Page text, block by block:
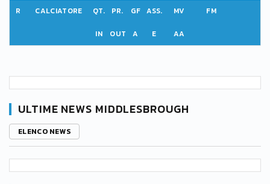
R CALCIATORE QT. PR. GF ASS. MV FM
IN OUT A E AA
ULTIME NEWS MIDDLESBROUGH
ELENCO NEWS